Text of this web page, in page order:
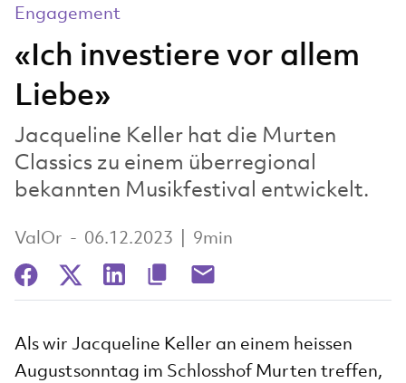
Engagement
«Ich investiere vor allem
Liebe»
Jacqueline Keller hat die Murten
Classics zu einem überregional
bekannten Musikfestival entwickelt.
ValOr - 06.12.2023 | 9min
Als wir Jacqueline Keller an einem heissen
Augustsonntag im Schlosshof Murten treffen,